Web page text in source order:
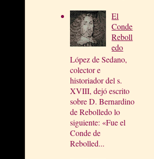
El
Conde
Reboll
edo
López de Sedano,
colector e
historiador del s.
XVIII, dejó escrito
sobre D. Bernardino
de Rebolledo lo
siguiente: «Fue el
Conde de
Rebolled...